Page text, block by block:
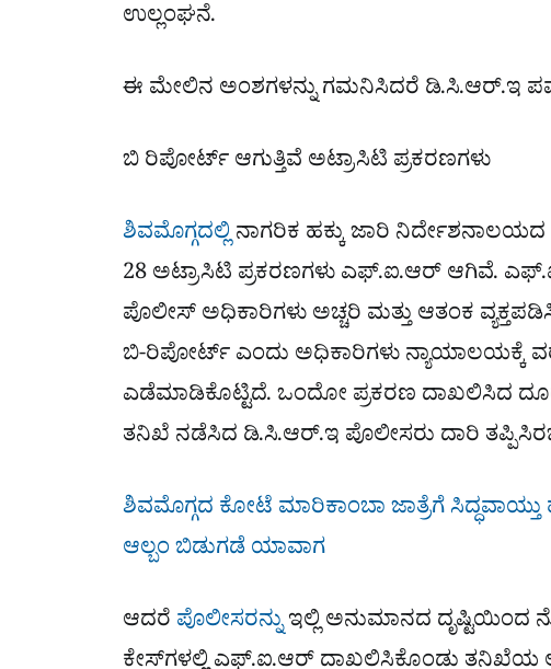
ಉಲ್ಲಂಘನೆ.
ಈ ಮೇಲಿನ ಅಂಶಗಳನ್ನು ಗಮನಿಸಿದರೆ ಡಿ.ಸಿ.ಆರ್.ಇ
ಬಿ ರಿಪೋರ್ಟ್ ಆಗುತ್ತಿವೆ ಅಟ್ರಾಸಿಟಿ ಪ್ರಕರಣಗಳು
ಶಿವಮೊಗ್ಗದಲ್ಲಿನಾಗರಿಕ ಹಕ್ಕು ಜಾರಿ
28 ಅಟ್ರಾಸಿಟಿ ಪ್ರಕರಣಗಳು ಎಫ್.ಐ.ಆರ್ ಆಗಿವೆ.
ಪೊಲೀಸ್ ಅಧಿಕಾರಿಗಳು ಅಚ್ಚರಿ ಮತ್ತು ಆತಂಕ
ಬಿ-ರಿಪೋರ್ಟ್ ಎಂದು ಅಧಿಕಾರಿಗಳು ನ್ಯಾಯಾಲಯಕ್ಕೆ
ಎಡೆಮಾಡಿಕೊಟ್ಟಿದೆ. ಒಂದೋ ಪ್ರಕರಣ ದಾಖಲಿಸಿದ
ತನಿಖೆ ನಡೆಸಿದ ಡಿ.ಸಿ.ಆರ್.ಇ ಪೊಲೀಸರು ದಾರಿ
ಶಿವಮೊಗ್ಗದ ಕೋಟೆ ಮಾರಿಕಾಂಬಾ ಜಾತ್ರೆಗೆ
ಆಲ್ಬಂ ಬಿಡುಗಡೆ ಯಾವಾಗ
ಆದರೆ ಪೊಲೀಸರನ್ನುಇಲ್ಲಿ ಅನುಮಾನದ ದೃಷ್ಟಿಯಿಂದ